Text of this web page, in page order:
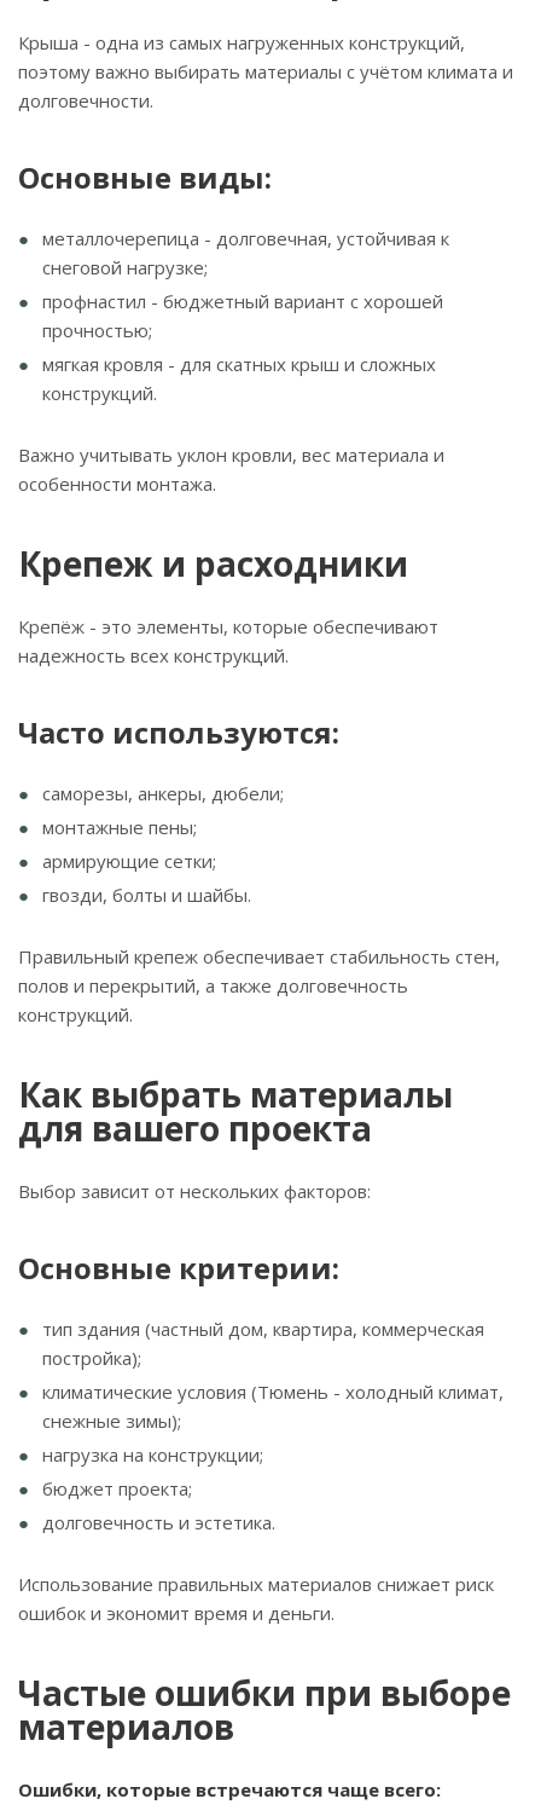
Крыша - одна из самых нагруженных конструкций,
поэтому важно выбирать материалы с учётом климата и
долговечности.
Основные виды:
металлочерепица - долговечная, устойчивая к
снеговой нагрузке;
профнастил - бюджетный вариант с хорошей
прочностью;
мягкая кровля - для скатных крыш и сложных
конструкций.
Важно учитывать уклон кровли, вес материала и
особенности монтажа.
Крепеж и расходники
Крепёж - это элементы, которые обеспечивают
надежность всех конструкций.
Часто используются:
саморезы, анкеры, дюбели;
монтажные пены;
армирующие сетки;
гвозди, болты и шайбы.
Правильный крепеж обеспечивает стабильность стен,
полов и перекрытий, а также долговечность
конструкций.
Как выбрать материалы
для вашего проекта
Выбор зависит от нескольких факторов:
Основные критерии:
тип здания (частный дом, квартира, коммерческая
постройка);
климатические условия (Тюмень - холодный климат,
снежные зимы);
нагрузка на конструкции;
бюджет проекта;
долговечность и эстетика.
Использование правильных материалов снижает риск
ошибок и экономит время и деньги.
Частые ошибки при выборе
материалов
Ошибки, которые встречаются чаще всего: